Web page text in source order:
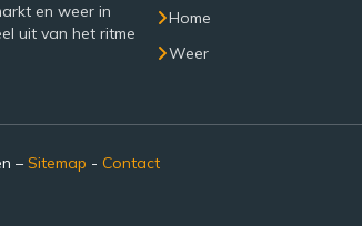
en weer in
uit van het ritme
Home
Weer
– Sitemap - Contact